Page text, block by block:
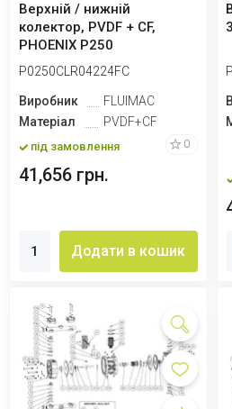
Верхній / нижній
колектор, PVDF + CF,
PHOENIX P250
P0250CLR04224FC
Виробник
FLUIMAC
Матеріал
PVDF+CF
під замовлення 0
41,656 грн.
Додати в кошик